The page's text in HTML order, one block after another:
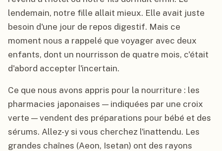
lendemain, notre fille allait mieux. Elle avait juste
besoin d'une jour de repos digestif. Mais ce
moment nous a rappelé que voyager avec deux
enfants, dont un nourrisson de quatre mois, c'était
d'abord accepter l'incertain.
Ce que nous avons appris pour la nourriture : les
pharmacies japonaises — indiquées par une croix
verte — vendent des préparations pour bébé et des
sérums. Allez-y si vous cherchez l'inattendu. Les
grandes chaînes (Aeon, Isetan) ont des rayons